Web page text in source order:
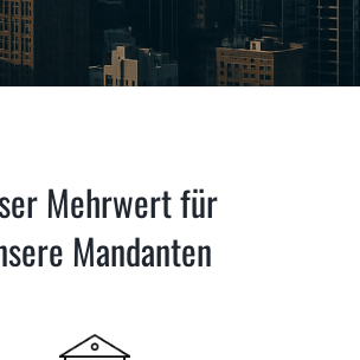
Mehrwert für
Mandanten